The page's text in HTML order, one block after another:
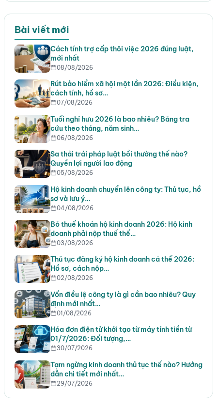
Bài viết mới
Cách tính trợ cấp thôi việc 2026 đúng luật,
mới nhất
08/08/2026
Rút bảo hiểm xã hội một lần 2026: Điều kiện,
cách tính, hồ sơ…
07/08/2026
Tuổi nghỉ hưu 2026 là bao nhiêu? Bảng tra
cứu theo tháng, năm sinh…
06/08/2026
Sa thải trái pháp luật bồi thường thế nào?
Quyền lợi người lao động
05/08/2026
Hộ kinh doanh chuyển lên công ty: Thủ tục, hồ
sơ và lưu ý…
04/08/2026
Bỏ thuế khoán hộ kinh doanh 2026: Hộ kinh
doanh phải nộp thuế thế…
03/08/2026
Thủ tục đăng ký hộ kinh doanh cá thể 2026:
Hồ sơ, cách nộp…
02/08/2026
Vốn điều lệ công ty là gì cần bao nhiêu? Quy
định mới nhất…
01/08/2026
Hóa đơn điện tử khởi tạo từ máy tính tiền từ
01/7/2026: Đối tượng,…
30/07/2026
Tạm ngừng kinh doanh thủ tục thế nào? Hướng
dẫn chi tiết mới nhất…
29/07/2026